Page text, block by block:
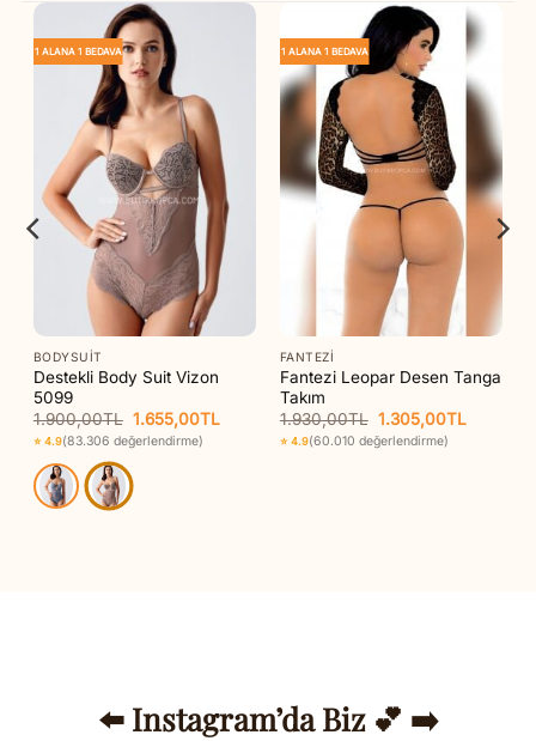
1 ALANA 1 BEDAVA
BODYSUIT
Destekli Body Suit Vizon
5099
1.900,00TL Orijinal
fiyat:
1.900,00TL.
1.655,00TL
⭐ 4.9(83.306 değerlendirme)
1 ALANA 1 BEDAVA
FANTEZI
Fantezi Leopar Desen Tanga
Takım
1.930,00TL Orijinal
fiyat:
1.930,00TL.
1.305,00TL
⭐ 4.9(60.010 değerlendirme)
⬅️ Instagram’da Biz 💕 ➡️